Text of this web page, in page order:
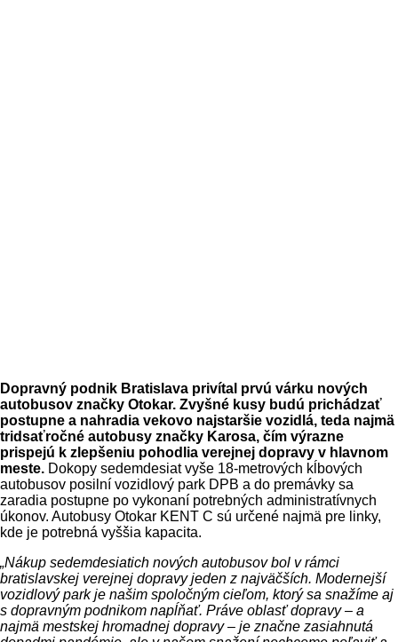
Dopravný podnik Bratislava privítal prvú várku nových
autobusov značky Otokar. Zvyšné kusy budú prichádzať
postupne a nahradia vekovo najstaršie vozidlá, teda najmä
tridsaťročné autobusy značky Karosa, čím výrazne
prispejú k zlepšeniu pohodlia verejnej dopravy v hlavnom
meste. Dokopy sedemdesiat vyše 18-metrových kĺbových
autobusov posilní vozidlový park DPB a do premávky sa
zaradia postupne po vykonaní potrebných administratívnych
úkonov. Autobusy Otokar KENT C sú určené najmä pre linky,
kde je potrebná vyššia kapacita.
„Nákup sedemdesiatich nových autobusov bol v rámci
bratislavskej verejnej dopravy jeden z najväčších. Modernejší
vozidlový park je našim spoločným cieľom, ktorý sa snažíme aj
s dopravným podnikom napĺňať. Práve oblasť dopravy – a
najmä mestskej hromadnej dopravy – je značne zasiahnutá